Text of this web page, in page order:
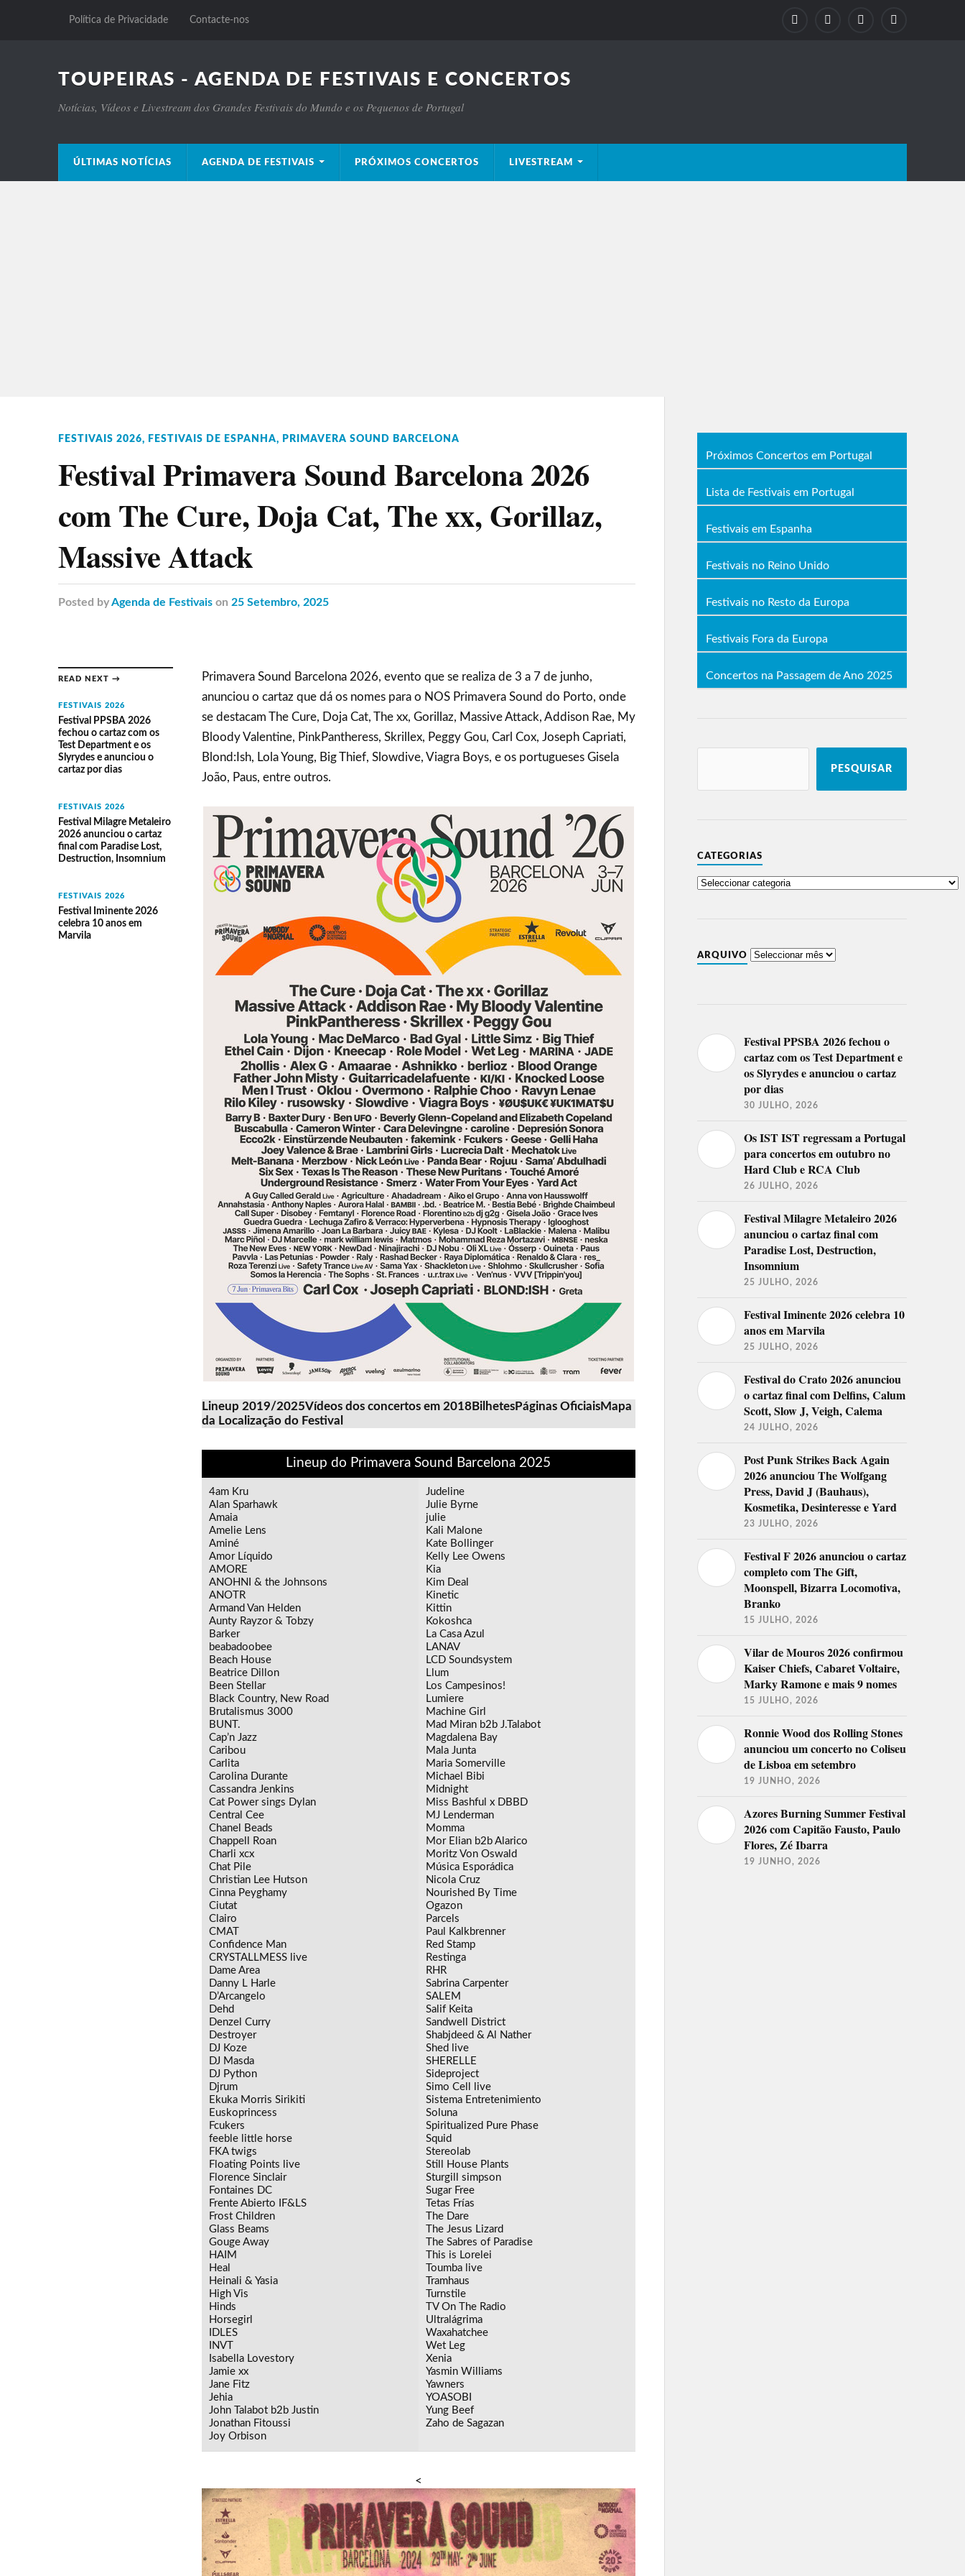
Política de Privacidade Contacte-nos
TOUPEIRAS - AGENDA DE FESTIVAIS E CONCERTOS
Notícias, Vídeos e Livestream dos Grandes Festivais do Mundo e os Pequenos de Portugal
ÚLTIMAS NOTÍCIAS AGENDA DE FESTIVAIS PRÓXIMOS CONCERTOS LIVESTREAM
FESTIVAIS 2026, FESTIVAIS DE ESPANHA, PRIMAVERA SOUND BARCELONA
Festival Primavera Sound Barcelona 2026
com The Cure, Doja Cat, The xx, Gorillaz,
Massive Attack
Posted byAgenda de Festivais on 25 Setembro, 2025
READ NEXT →
FESTIVAIS 2026
Festival PPSBA 2026
fechou o cartaz com os
Test Department e os
Slyrydes e anunciou o
cartaz por dias
FESTIVAIS 2026
Festival Milagre Metaleiro
2026 anunciou o cartaz
final com Paradise Lost,
Destruction, Insomnium
FESTIVAIS 2026
Festival Iminente 2026
celebra 10 anos em
Marvila
Primavera Sound Barcelona 2026, evento que se realiza de 3 a 7 de junho,
anunciou o cartaz que dá os nomes para o NOS Primavera Sound do Porto, onde
se destacam The Cure, Doja Cat, The xx, Gorillaz, Massive Attack, Addison Rae, My
Bloody Valentine, PinkPantheress, Skrillex, Peggy Gou, Carl Cox, Joseph Capriati,
Blond:Ish, Lola Young, Big Thief, Slowdive, Viagra Boys, e os portugueses Gisela
João, Paus, entre outros.
Lineup 2019/2025Vídeos dos concertos em 2018BilhetesPáginas OficiaisMapa
da Localização do Festival
Lineup do Primavera Sound Barcelona 2025
4am Kru
Alan Sparhawk
Amaia
Amelie Lens
Aminé
Amor Líquido
AMORE
ANOHNI & the Johnsons
ANOTR
Armand Van Helden
Aunty Rayzor & Tobzy
Barker
beabadoobee
Beach House
Beatrice Dillon
Been Stellar
Black Country, New Road
Brutalismus 3000
BUNT.
Cap’n Jazz
Caribou
Carlita
Carolina Durante
Cassandra Jenkins
Cat Power sings Dylan
Central Cee
Chanel Beads
Chappell Roan
Charli xcx
Chat Pile
Christian Lee Hutson
Cinna Peyghamy
Ciutat
Clairo
CMAT
Confidence Man
CRYSTALLMESS live
Dame Area
Danny L Harle
D’Arcangelo
Dehd
Denzel Curry
Destroyer
DJ Koze
DJ Masda
DJ Python
Djrum
Ekuka Morris Sirikiti
Euskoprincess
Fcukers
feeble little horse
FKA twigs
Floating Points live
Florence Sinclair
Fontaines DC
Frente Abierto IF&LS
Frost Children
Glass Beams
Gouge Away
HAIM
Heal
Heinali & Yasia
High Vis
Hinds
Horsegirl
IDLES
INVT
Isabella Lovestory
Jamie xx
Jane Fitz
Jehia
John Talabot b2b Justin
Jonathan Fitoussi
Joy Orbison
Judeline
Julie Byrne
julie
Kali Malone
Kate Bollinger
Kelly Lee Owens
Kia
Kim Deal
Kinetic
Kittin
Kokoshca
La Casa Azul
LANAV
LCD Soundsystem
Llum
Los Campesinos!
Lumiere
Machine Girl
Mad Miran b2b J.Talabot
Magdalena Bay
Mala Junta
Maria Somerville
Michael Bibi
Midnight
Miss Bashful x DBBD
MJ Lenderman
Momma
Mor Elian b2b Alarico
Moritz Von Oswald
Música Esporádica
Nicola Cruz
Nourished By Time
Ogazon
Parcels
Paul Kalkbrenner
Red Stamp
Restinga
RHR
Sabrina Carpenter
SALEM
Salif Keita
Sandwell District
Shabjdeed & Al Nather
Shed live
SHERELLE
Sideproject
Simo Cell live
Sistema Entretenimiento
Soluna
Spiritualized Pure Phase
Squid
Stereolab
Still House Plants
Sturgill simpson
Sugar Free
Tetas Frías
The Dare
The Jesus Lizard
The Sabres of Paradise
This is Lorelei
Toumba live
Tramhaus
Turnstile
TV On The Radio
Ultralágrima
Waxahatchee
Wet Leg
Xenia
Yasmin Williams
Yawners
YOASOBI
Yung Beef
Zaho de Sagazan
<
Próximos Concertos em Portugal
Lista de Festivais em Portugal
Festivais em Espanha
Festivais no Reino Unido
Festivais no Resto da Europa
Festivais Fora da Europa
Concertos na Passagem de Ano 2025
PESQUISAR
CATEGORIAS
ARQUIVO
Festival PPSBA 2026 fechou o
cartaz com os Test Department e
os Slyrydes e anunciou o cartaz
por dias
30 JULHO, 2026
Os IST IST regressam a Portugal
para concertos em outubro no
Hard Club e RCA Club
26 JULHO, 2026
Festival Milagre Metaleiro 2026
anunciou o cartaz final com
Paradise Lost, Destruction,
Insomnium
25 JULHO, 2026
Festival Iminente 2026 celebra 10
anos em Marvila
25 JULHO, 2026
Festival do Crato 2026 anunciou
o cartaz final com Delfins, Calum
Scott, Slow J, Veigh, Calema
24 JULHO, 2026
Post Punk Strikes Back Again
2026 anunciou The Wolfgang
Press, David J (Bauhaus),
Kosmetika, Desinteresse e Yard
23 JULHO, 2026
Festival F 2026 anunciou o cartaz
completo com The Gift,
Moonspell, Bizarra Locomotiva,
Branko
15 JULHO, 2026
Vilar de Mouros 2026 confirmou
Kaiser Chiefs, Cabaret Voltaire,
Marky Ramone e mais 9 nomes
15 JULHO, 2026
Ronnie Wood dos Rolling Stones
anunciou um concerto no Coliseu
de Lisboa em setembro
19 JUNHO, 2026
Azores Burning Summer Festival
2026 com Capitão Fausto, Paulo
Flores, Zé Ibarra
19 JUNHO, 2026